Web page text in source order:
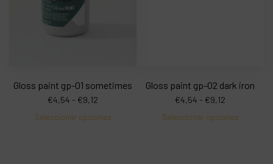
Gloss paint gp-01 sometimes
€4,54 - €9,12
Seleccionar opciones
Gloss paint gp-02 dark iron
€4,54 - €9,12
Seleccionar opciones